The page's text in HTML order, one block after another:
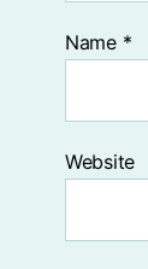
Name *
Website